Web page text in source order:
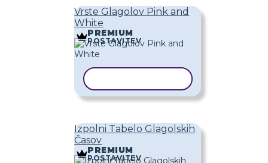
Vrste Glagolov Pink and
White
PREMIUM
POSTAVITEV
Izpolni Tabelo Glagolskih
Časov
PREMIUM
POSTAVITEV